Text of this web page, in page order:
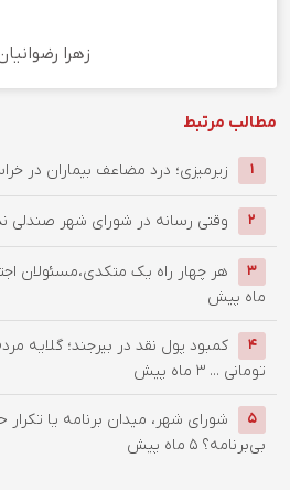
زهرا
مطالب مرتبط
1 زیرمیزی؛ درد مضاعف بیماران در
2 وقتی رسانه در شورای شهر صندلی
3 هر چهار راه یک متکدی،مسئولان
ماه پیش
4
کمبود پول نقد در بیرجند؛ گلایه
تومانی ... 3 ماه پیش
5
شورای شهر، میدان برنامه یا
بی‌برنامه؟ 5 ماه پیش